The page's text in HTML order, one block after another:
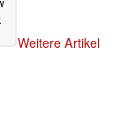
Weitere Artikel